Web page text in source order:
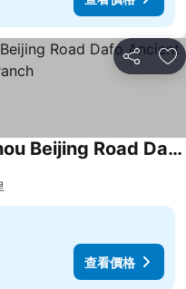
分享 加
K SPACE Hotel - Guangzhou Beijing Road Dafo Ancient Temple Branch
查看價格